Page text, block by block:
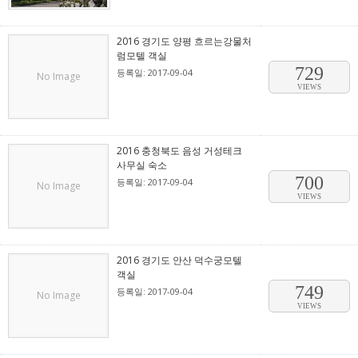
No Image
2016 경기도 양평 흐르는강물처
럼모텔 객실
등록일: 2017-09-04 729
VIEWS
No Image
2016 충청북도 음성 거성테크
사무실 숙소
등록일: 2017-09-04 700
VIEWS
No Image
2016 경기도 안산 덕수궁모텔
객실
등록일: 2017-09-04 749
VIEWS